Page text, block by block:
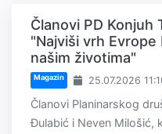
Članovi PD Konjuh
"Najviši vrh
našim životima"
Magazin 25.07.2026
Članovi Planinarskog
Đulabić i Neven Milošić,